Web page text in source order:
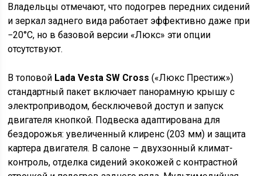
Владельцы отмечают, что подогрев передних сидений
и зеркал заднего вида работает эффективно даже при
−20°C, но в базовой версии «Люкс» эти опции
отсутствуют.
В топовой Lada Vesta SW Cross («Люкс Престиж»)
стандартный пакет включает панорамную крышу с
электроприводом, бесключевой доступ и запуск
двигателя кнопкой. Подвеска адаптирована для
бездорожья: увеличенный клиренс (203 мм) и защита
картера двигателя. В салоне – двухзонный климат-
контроль, отделка сидений экокожей с контрастной